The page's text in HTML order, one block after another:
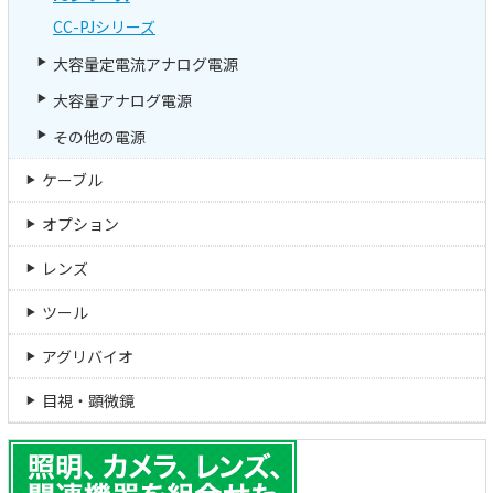
CC-PJシリーズ
大容量定電流アナログ電源
大容量アナログ電源
その他の電源
ケーブル
オプション
レンズ
ツール
アグリバイオ
目視・顕微鏡